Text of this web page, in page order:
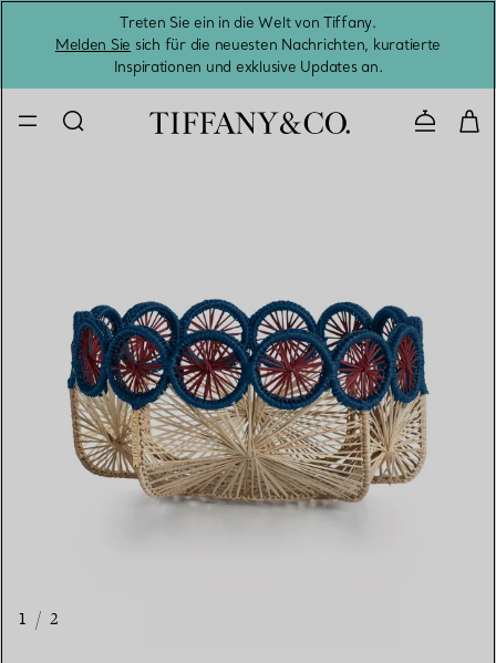
Treten Sie ein in die Welt von Tiffany.
Melden Sie sich für die neuesten Nachrichten, kuratierte
Inspirationen und exklusive Updates an.
1 / 2